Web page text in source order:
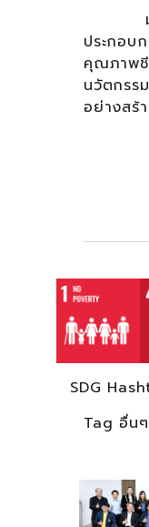
มหาวิ
ประกอบ
คุณภาพชี
นวัตกรร
อย่างสร้
SDG
Tag อื่น